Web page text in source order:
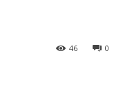
0
46